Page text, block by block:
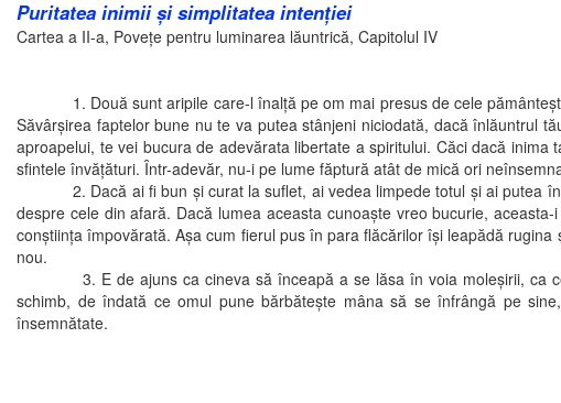
Puritatea inimii şi simplitatea intenţiei
Cartea a II-a, Poveţe pentru luminarea lăuntrică, Capitolul IV
1. Două sunt aripile care-l înalţă pe om mai presus de cele pământeşti:
Săvârşirea faptelor bune nu te va putea stânjeni niciodată, dacă înlăuntrul
aproapelui, te vei bucura de adevărata libertate a spiritului. Căci dacă
sfintele învăţături. Într-adevăr, nu-i pe lume făptură atât de mică ori
2. Dacă ai fi bun şi curat la suflet, ai vedea limpede totul şi ai putea
despre cele din afară. Dacă lumea aceasta cunoaşte vreo bucurie,
conştiinţa împovărată. Aşa cum fierul pus în para flăcărilor îşi leapădă
nou.
3. E de ajuns ca cineva să înceapă a se lăsa în voia moleşirii, ca cea
schimb, de îndată ce omul pune bărbăteşte mâna să se înfrângă pe
însemnătate.